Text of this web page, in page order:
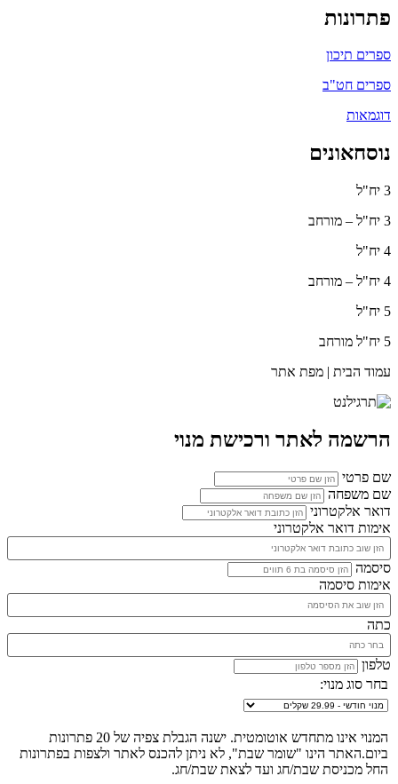
פתרונות
ספרים תיכון
ספרים חט"ב
דוגמאות
נוסחאונים
3 יח"ל
3 יח"ל – מורחב
4 יח"ל
4 יח"ל – מורחב
5 יח"ל
5 יח"ל מורחב
עמוד הבית | מפת אתר
הרשמה לאתר ורכישת מנוי
שם פרטי
שם משפחה
דואר אלקטרוני
אימות דואר אלקטרוני
סיסמה
אימות סיסמה
כתה
טלפון
בחר סוג מנוי:
המנוי אינו מתחדש אוטומטית. ישנה הגבלת צפיה של 20 פתרונות
ביום.האתר הינו "שומר שבת", לא ניתן להכנס לאתר ולצפות בפתרונות
החל מכניסת שבת/חג ועד לצאת שבת/חג.